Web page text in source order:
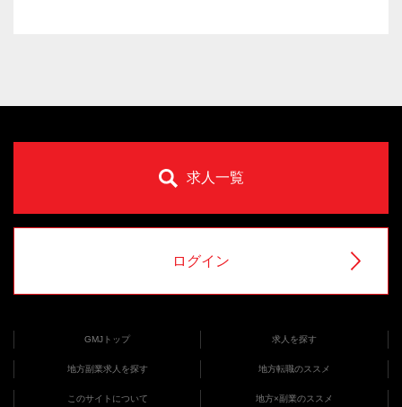
求人一覧
ログイン
GMJトップ 求人を探す
地方副業求人を探す 地方転職のススメ
このサイトについて 地方×副業のススメ